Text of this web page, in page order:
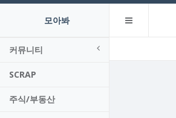
모아봐
커뮤니티
SCRAP
주식/부동산